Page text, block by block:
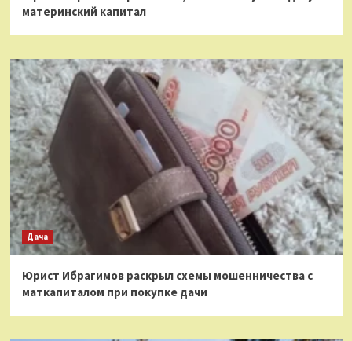
материнский капитал
Дача
Юрист Ибрагимов раскрыл схемы мошенничества с
маткапиталом при покупке дачи